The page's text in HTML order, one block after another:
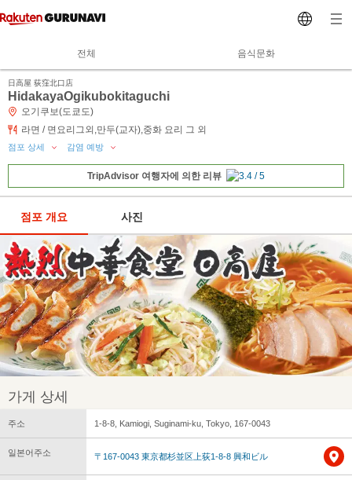
전체 음식문화
日高屋 荻窪北口店
HidakayaOgikubokitaguchi
오기쿠보(도쿄도)
라면 / 면요리그외,만두(교자),중화 요리 그 외
점포 상세 감염 예방
TripAdvisor 여행자에 의한 리뷰
점포 개요 사진
가게 상세
주소 1-8-8, Kamiogi, Suginami-ku, Tokyo, 167-0043
일본어주소 〒167-0043 東京都杉並区上荻1-8-8 興和ビル